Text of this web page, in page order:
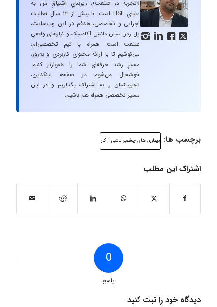
   
«تجربه در صنعت»، زیربنایِ اشتیاقِ من به
دنیایِ HSE است. با بیش از ۱۳ سال فعالیت
اجرایی و تخصصی، هدفم در این وب‌سایت،
پل زدن میان دانشِ آکادمیک و نیازهای واقعیِ
صنعت است. همراه با تیم تخصصی‌ام،
می‌کوشیم تا با ارائه محتوای کاربردی و به‌روز،
مسیرِ رشد حرفه‌ای شما را هموارتر کنیم.
خوشحال می‌شوم در صفحه لینکدین،
تجربیاتمان را به اشتراک بگذاریم و در این
مسیر تخصصی همراه هم باشیم.
برچسب ها: بیماری های چشمی ناشی از کار
اشتراک این مطلب
0
پاسخ
دیدگاه خود را ثبت کنید